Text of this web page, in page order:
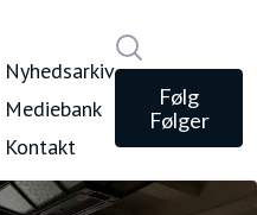
Nyhedsarkiv
Mediebank
Kontakt
Følg
Følger